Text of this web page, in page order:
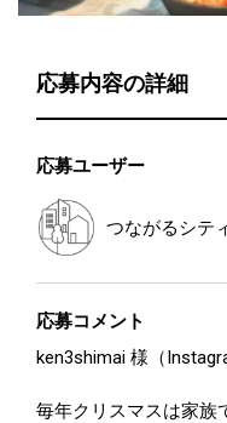
応募内容の詳細
応募ユーザー
つながるシテ
応募コメント
ken3shimai 様（
毎年クリスマスは家族